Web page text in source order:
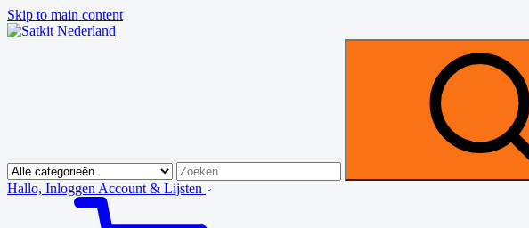
Skip to main content
Hallo, Inloggen Account & Lijsten